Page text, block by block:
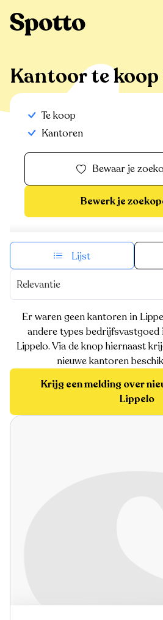
Kantoor te
Te koop
Kantoren
Bewaar je
Bewerk je
Lijst
Relevantie
Er waren geen kantoren in
andere types bedrijfsvastgoed
Lippelo. Via de knop hiernaast
nieuwe kantoren
Krijg een melding over
Lippelo